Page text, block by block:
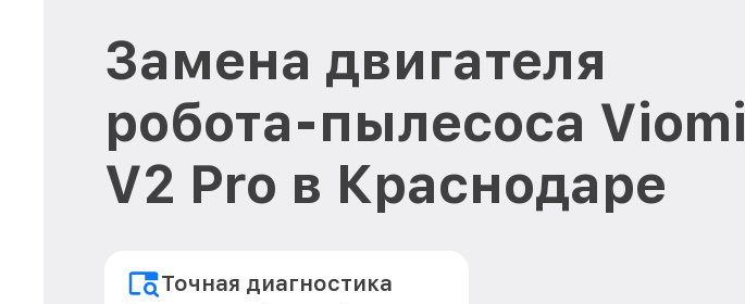
Замена двигателя
робота-пылесоса Viomi
V2 Pro в Краснодаре
Точная диагностика